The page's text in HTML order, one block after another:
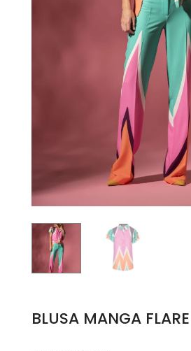
BLUSA MANGA FLARE